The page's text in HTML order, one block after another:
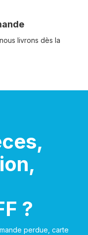
livrons dès la
?
perdue, carte